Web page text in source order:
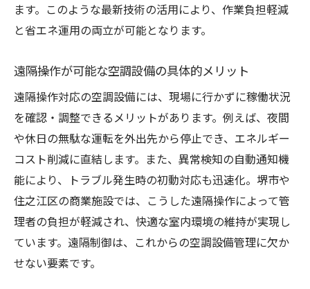
ます。このような最新技術の活用により、作業負担軽減
と省エネ運用の両立が可能となります。
遠隔操作が可能な空調設備の具体的メリット
遠隔操作対応の空調設備には、現場に行かずに稼働状況
を確認・調整できるメリットがあります。例えば、夜間
や休日の無駄な運転を外出先から停止でき、エネルギー
コスト削減に直結します。また、異常検知の自動通知機
能により、トラブル発生時の初動対応も迅速化。堺市や
住之江区の商業施設では、こうした遠隔操作によって管
理者の負担が軽減され、快適な室内環境の維持が実現し
ています。遠隔制御は、これからの空調設備管理に欠か
せない要素です。